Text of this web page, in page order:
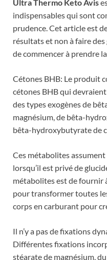
Ultra Thermo Keto Avis
indispensables qui sont
prudence. Cet article est
résultats et non à faire
de commencer à prendre
Cétones BHB: Le produit
cétones BHB qui
des types exogènes de
magnésium, de bêta-
bêta-hydroxybutyrate de
Ces métabolites
lorsqu’il est privé de
métabolites est de fournir
pour transformer toutes
corps en carburant pour
Il n’y a pas de fixations
Différentes fixations
stéarate de magnésium,